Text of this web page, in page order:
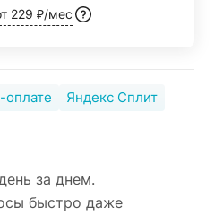
229 ₽/мес
оплате Яндекс Сплит
за днем.
быстро даже